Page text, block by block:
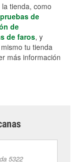
tienda, como
pruebas de
de
de faros, y
tu tienda
más información
5322